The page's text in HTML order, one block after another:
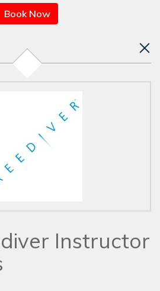
Book Now
Instructor